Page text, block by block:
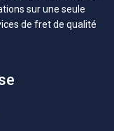
sur une seule
de fret de qualité